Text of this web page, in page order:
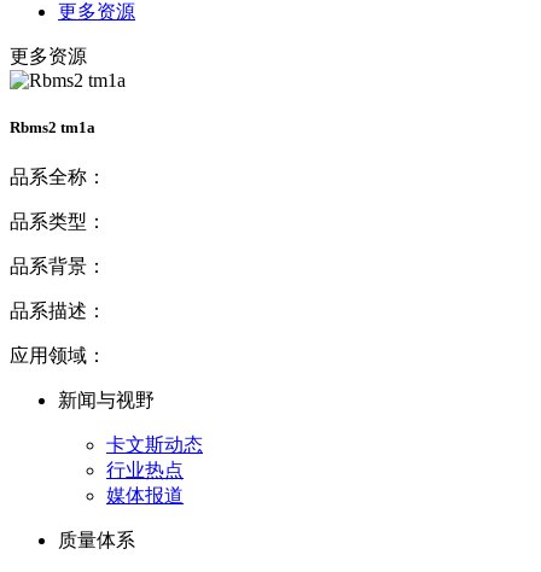
更多资源
更多资源
Rbms2 tm1a
品系全称：
品系类型：
品系背景：
品系描述：
应用领域：
新闻与视野
卡文斯动态
行业热点
媒体报道
质量体系